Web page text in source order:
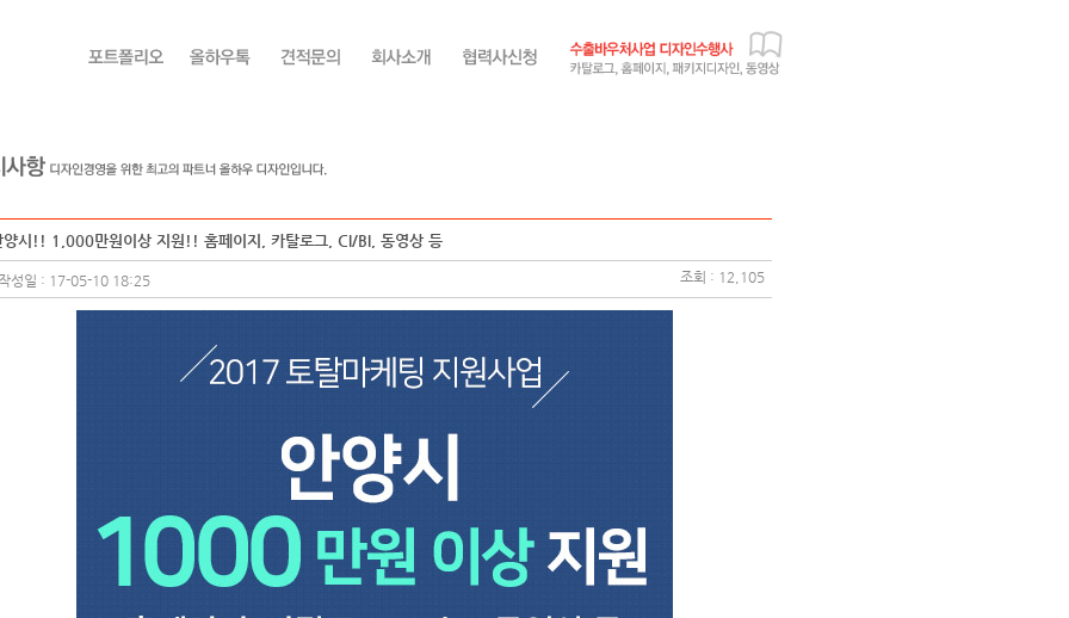
양시!! 1,000만원이상 지원!! 홈페이지, 카탈로그, CI/BI, 동영상 등
성일 : 17-05-10 18:25 조회 : 12,105